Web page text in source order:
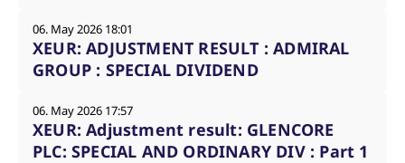
06. May 2026 18:01
XEUR: ADJUSTMENT RESULT : ADMIRAL
GROUP : SPECIAL DIVIDEND
06. May 2026 17:57
XEUR: Adjustment result: GLENCORE
PLC: SPECIAL AND ORDINARY DIV : Part 1